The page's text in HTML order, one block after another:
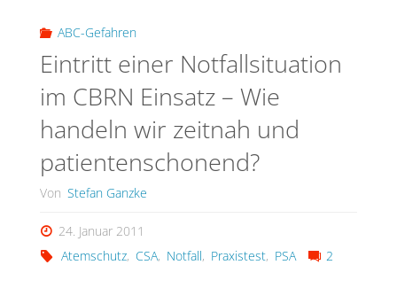
Thesis"
ABC-Gefahren
Eintritt einer Notfallsituation
im CBRN Einsatz – Wie
handeln wir zeitnah und
patientenschonend?
Von Stefan Ganzke
24. Januar 2011
Atemschutz, CSA, Notfall, Praxistest, PSA 2